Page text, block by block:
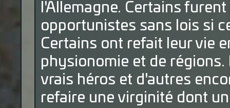
l'Allemagne. Certains
opportunistes sans lois si
Certains ont refait leur vie
physionomie et de
vrais héros et d'autres
refaire une virginité dont